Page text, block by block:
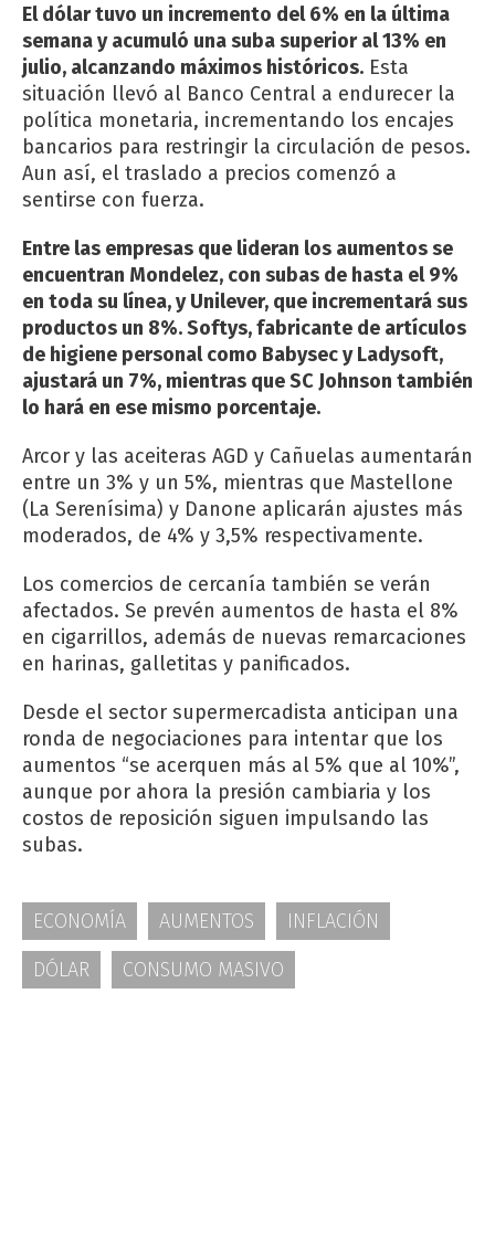
El dólar tuvo un incremento del 6% en la última
semana y acumuló una suba superior al 13% en
julio, alcanzando máximos históricos. Esta
situación llevó al Banco Central a endurecer la
política monetaria, incrementando los encajes
bancarios para restringir la circulación de pesos.
Aun así, el traslado a precios comenzó a
sentirse con fuerza.
Entre las empresas que lideran los aumentos se
encuentran Mondelez, con subas de hasta el 9%
en toda su línea, y Unilever, que incrementará sus
productos un 8%. Softys, fabricante de artículos
de higiene personal como Babysec y Ladysoft,
ajustará un 7%, mientras que SC Johnson también
lo hará en ese mismo porcentaje.
Arcor y las aceiteras AGD y Cañuelas aumentarán
entre un 3% y un 5%, mientras que Mastellone
(La Serenísima) y Danone aplicarán ajustes más
moderados, de 4% y 3,5% respectivamente.
Los comercios de cercanía también se verán
afectados. Se prevén aumentos de hasta el 8%
en cigarrillos, además de nuevas remarcaciones
en harinas, galletitas y panificados.
Desde el sector supermercadista anticipan una
ronda de negociaciones para intentar que los
aumentos “se acerquen más al 5% que al 10%”,
aunque por ahora la presión cambiaria y los
costos de reposición siguen impulsando las
subas.
ECONOMÍA AUMENTOS
INFLACIÓN
DÓLAR
CONSUMO MASIVO